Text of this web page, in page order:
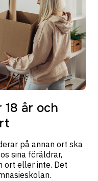
18 år och
på annan ort ska
sina föräldrar,
ort eller inte. Det